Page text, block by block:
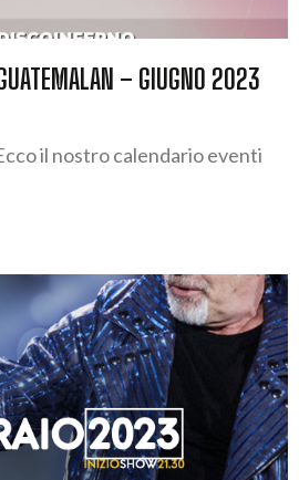
– GIUGNO 2023
il nostro calendario eventi